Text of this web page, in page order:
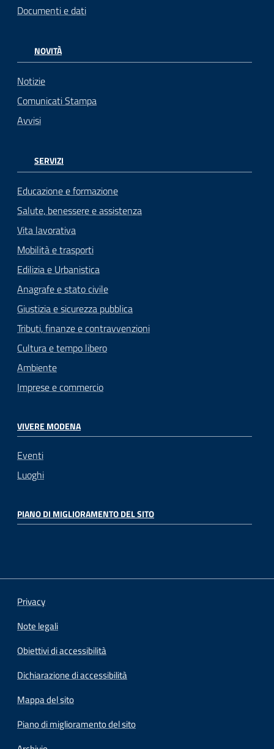
Documenti e dati
NOVITÀ
Notizie
Comunicati Stampa
Avvisi
SERVIZI
Educazione e formazione
Salute, benessere e assistenza
Vita lavorativa
Mobilità e trasporti
Edilizia e Urbanistica
Anagrafe e stato civile
Giustizia e sicurezza pubblica
Tributi, finanze e contravvenzioni
Cultura e tempo libero
Ambiente
Imprese e commercio
VIVERE MODENA
Eventi
Luoghi
PIANO DI MIGLIORAMENTO DEL SITO
Privacy
Note legali
Obiettivi di accessibilità
Dichiarazione di accessibilità
Mappa del sito
Piano di miglioramento del sito